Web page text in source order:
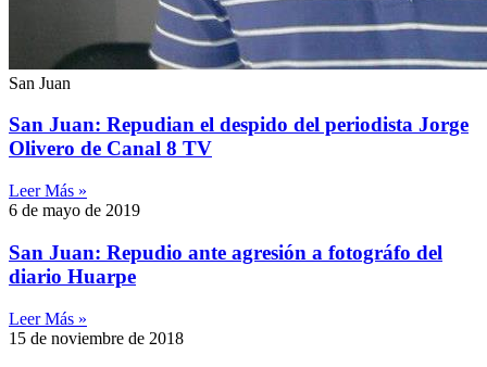
San Juan
San Juan: Repudian el despido del periodista Jorge
Olivero de Canal 8 TV
Leer Más »
6 de mayo de 2019
San Juan: Repudio ante agresión a fotográfo del
diario Huarpe
Leer Más »
15 de noviembre de 2018